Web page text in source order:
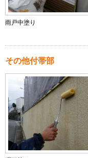
雨戸中塗り
その他付帯部